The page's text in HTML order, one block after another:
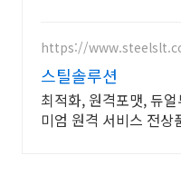
https://
스틸솔루션
최적화, 원격포맷, 듀
미엄 원격 서비스 전상